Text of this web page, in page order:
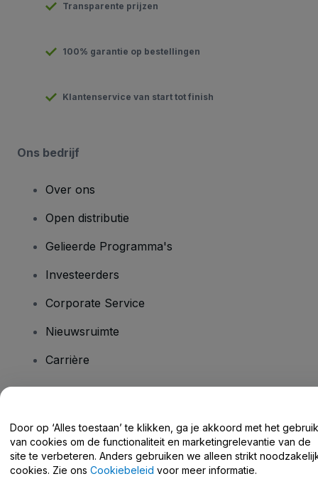
Transparente prijzen
100% garantie op bestellingen
Klantenservice van start tot finish
Ons bedrijf
Over ons
Open distributie
Gelieerde Programma's
Investeerders
Corporate Service
Nieuwsruimte
Carrière
Helpcentrum / Neem Contact Met Ons Op
Door op ‘Alles toestaan’ te klikken, ga je akkoord met het gebruik
van cookies om de functionaliteit en marketingrelevantie van de
site te verbeteren. Anders gebruiken we alleen strikt
cookies. Zie ons Cookiebeleid voor meer informatie.